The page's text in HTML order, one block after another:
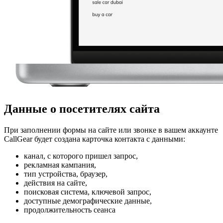
Данные о посетителях сайта
При заполнении формы на сайте или звонке в вашем аккаунте
CallGear будет создана карточка контакта с данными:
канал, с которого пришел запрос,
рекламная кампания,
тип устройства, браузер,
действия на сайте,
поисковая система, ключевой запрос,
доступные демографические данные,
продолжительность сеанса